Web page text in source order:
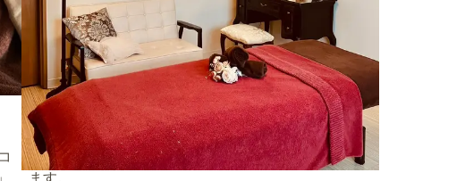
JR駒込駅南口出口/東京メトロ南北線駒込駅3番出口
より徒歩30秒。女性専用完全個室で施術を受けられ
ます。